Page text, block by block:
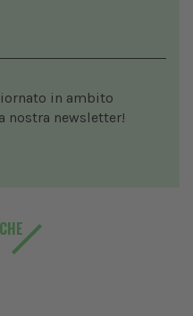
in ambito
nostra newsletter!